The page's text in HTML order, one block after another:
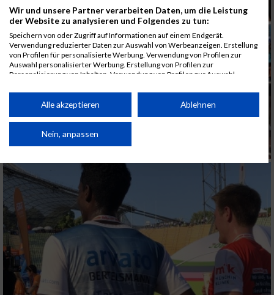
Wir und unsere Partner verarbeiten Daten, um die Leistung
der Website zu analysieren und Folgendes zu tun:
Speichern von oder Zugriff auf Informationen auf einem Endgerät.
Verwendung reduzierter Daten zur Auswahl von Werbeanzeigen. Erstellung
von Profilen für personalisierte Werbung. Verwendung von Profilen zur
Auswahl personalisierter Werbung. Erstellung von Profilen zur
Personalisierung von Inhalten. Verwendung von Profilen zur Auswahl
Performance von Inhalten. Analyse von Zielgruppen durch Statistiken oder
Kombinationen von Daten aus verschiedenen Quellen. Entwicklung und
von Inhalten.
Daten können außerhalb der Europäischen Union weitergegeben und in die
Website/App.
Partnerliste anzeigen (1 IAB-Anbieter)
Wir nutzen Ihre Daten für folgende Zwecke:
IAB-Verarbeitungszwecke:
Speichern von oder Zugriff auf Informationen
auf einem Endgerät
Verwendung reduzierter Daten zur Auswahl
von Werbeanzeigen
Alle akzeptieren Ablehnen
Nein, anpassen